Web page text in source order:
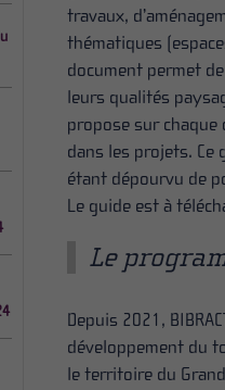
travaux,
thématiques
document permet
leurs qualités
propose sur
dans les projets.
étant dépourvu de
Le guide est à
Le
Depuis 2021,
développement du
le territoire du